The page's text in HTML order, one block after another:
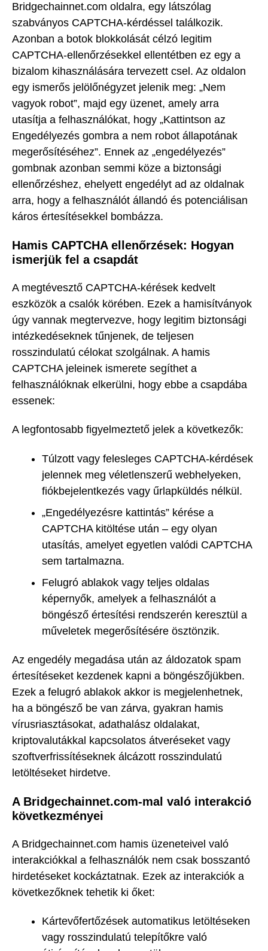
Bridgechainnet.com oldalra, egy látszólag
szabványos CAPTCHA-kérdéssel találkozik.
Azonban a botok blokkolását célzó legitim
CAPTCHA-ellenőrzésekkel ellentétben ez egy a
bizalom kihasználására tervezett csel. Az oldalon
egy ismerős jelölőnégyzet jelenik meg: „Nem
vagyok robot”, majd egy üzenet, amely arra
utasítja a felhasználókat, hogy „Kattintson az
Engedélyezés gombra a nem robot állapotának
megerősítéséhez”. Ennek az „engedélyezés”
gombnak azonban semmi köze a biztonsági
ellenőrzéshez, ehelyett engedélyt ad az oldalnak
arra, hogy a felhasználót állandó és potenciálisan
káros értesítésekkel bombázza.
Hamis CAPTCHA ellenőrzések: Hogyan
ismerjük fel a csapdát
A megtévesztő CAPTCHA-kérések kedvelt
eszközök a csalók körében. Ezek a hamisítványok
úgy vannak megtervezve, hogy legitim biztonsági
intézkedéseknek tűnjenek, de teljesen
rosszindulatú célokat szolgálnak. A hamis
CAPTCHA jeleinek ismerete segíthet a
felhasználóknak elkerülni, hogy ebbe a csapdába
essenek:
A legfontosabb figyelmeztető jelek a következők:
Túlzott vagy felesleges CAPTCHA-kérdések
jelennek meg véletlenszerű webhelyeken,
fiókbejelentkezés vagy űrlapküldés nélkül.
„Engedélyezésre kattintás” kérése a
CAPTCHA kitöltése után – egy olyan
utasítás, amelyet egyetlen valódi CAPTCHA
sem tartalmazna.
Felugró ablakok vagy teljes oldalas
képernyők, amelyek a felhasználót a
böngésző értesítési rendszerén keresztül a
műveletek megerősítésére ösztönzik.
Az engedély megadása után az áldozatok spam
értesítéseket kezdenek kapni a böngészőjükben.
Ezek a felugró ablakok akkor is megjelenhetnek,
ha a böngésző be van zárva, gyakran hamis
vírusriasztásokat, adathalász oldalakat,
kriptovalutákkal kapcsolatos átveréseket vagy
szoftverfrissítéseknek álcázott rosszindulatú
letöltéseket hirdetve.
A Bridgechainnet.com-mal való interakció
következményei
A Bridgechainnet.com hamis üzeneteivel való
interakciókkal a felhasználók nem csak bosszantó
hirdetéseket kockáztatnak. Ezek az interakciók a
következőknek tehetik ki őket:
Kártevőfertőzések automatikus letöltéseken
vagy rosszindulatú telepítőkre való